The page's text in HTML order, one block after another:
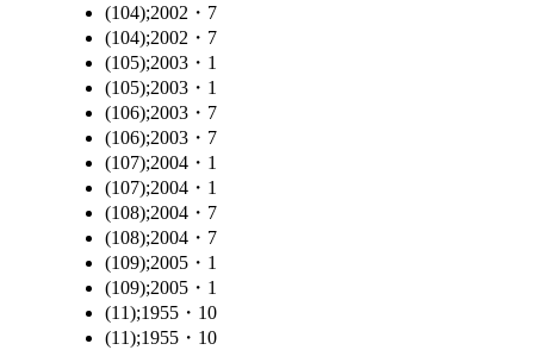
(104);2002・7
(104);2002・7
(105);2003・1
(105);2003・1
(106);2003・7
(106);2003・7
(107);2004・1
(107);2004・1
(108);2004・7
(108);2004・7
(109);2005・1
(109);2005・1
(11);1955・10
(11);1955・10